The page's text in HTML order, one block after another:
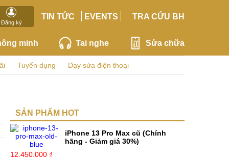
Đăng ký
TIN TỨC EVENTS TRA CỨU BH
minh Tai nghe Sửa chữa
Tuyển dụng Dạy sửa điện thoại
SẢN PHẨM HOT
iPhone 13 Pro Max cũ (Chính
hãng - Giảm giá 30%)
12.450.000 ₫